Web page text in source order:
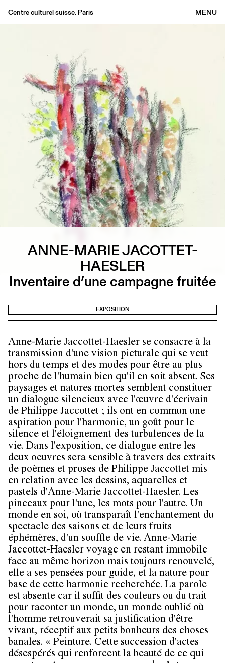
MENU
Centre culturel suisse. Paris
Archives
Médiathèque
Éditions
Informations
EN
ANNE-MARIE JACOTTET-
HAESLER
Inventaire d’une campagne fruitée
EXPOSITION
Anne-Marie Jaccottet-Haesler se consacre à la
transmission d'une vision picturale qui se veut
hors du temps et des modes pour être au plus
proche de l'humain bien qu'il en soit absent. Ses
paysages et natures mortes semblent constituer
un dialogue silencieux avec l'œuvre d'écrivain
de Philippe Jaccottet ; ils ont en commun une
aspiration pour l'harmonie, un goût pour le
silence et l'éloignement des turbulences de la
vie. Dans l'exposition, ce dialogue entre les
deux oeuvres sera sensible à travers des extraits
de poèmes et proses de Philippe Jaccottet mis
en relation avec les dessins, aquarelles et
pastels d'Anne-Marie Jaccottet-Haesler. Les
pinceaux pour l'une, les mots pour l'autre. Un
monde en soi, où transparaît l'enchantement du
spectacle des saisons et de leurs fruits
éphémères, d'un souffle de vie. Anne-Marie
Jaccottet-Haesler voyage en restant immobile
face au même horizon mais toujours renouvelé,
elle a ses pensées pour guide, et la nature pour
base de cette harmonie recherchée. La parole
est absente car il suffit des couleurs ou du trait
pour raconter un monde, un monde oublié où
l'homme retrouverait sa justification d'être
vivant, réceptif aux petits bonheurs des choses
banales. « Peinture. Cette succession d'actes
désespérés qui renforcent la beauté de ce qui